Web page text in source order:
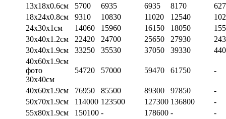
13х18х0.6см
5700 6935 6935 8170
18х24х0.8см
9310 10830 11020 12540
24х30х1см
14060 15960 16150 18050
30х40х1.2см
22420 24700 25650 27930
30х40х1.9см
33250 35530 37050 39330
40х60х1.9см
фото
30х40см
54720 57000 59470 61750 -
40х60х1.9см 76950 85500 89300 97850
-
50х70х1.9см
114000 123500 127300 136800
-
55х80х1.9см
150100 - 178600 -
-